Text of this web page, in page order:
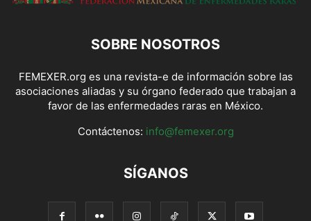
SOBRE NOSOTROS
FEMEXER.org es una revista-e de información sobre las
asociaciones aliadas y su órgano federado que trabajan a
favor de las enfermedades raras en México.
Contáctenos: info@femexer.org
SÍGANOS